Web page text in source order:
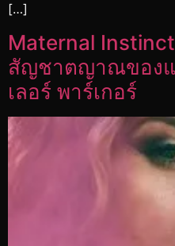
[…]
Maternal
สัญชาตญาณของแ
เลอร์ พาร์เกอร์